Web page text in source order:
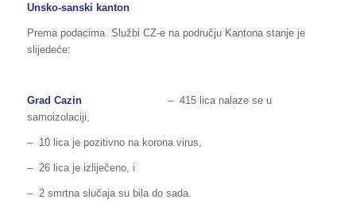
Unsko-sanski kanton
Prema podacima Službi CZ-e na području Kantona stanje je
slijedeće:
Grad Cazin– 415 lica nalaze se u
samoizolaciji,
– 10 lica je pozitivno na korona virus,
– 26 lica je izliječeno, i
– 2 smrtna slučaja su bila do sada.